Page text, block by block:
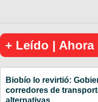
+ Leído | Ahora
Biobío lo revirtió:
corredores de
alternativas